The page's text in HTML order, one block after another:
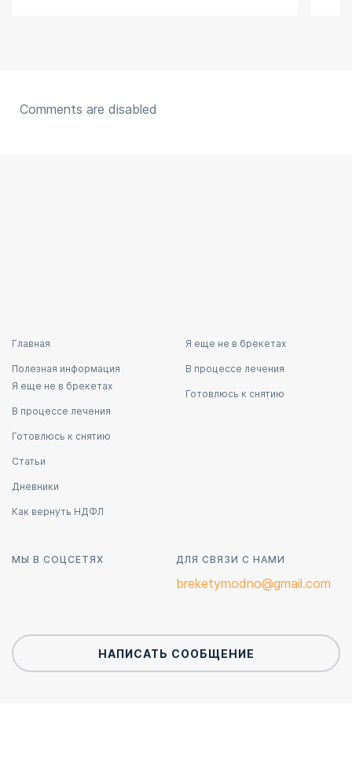
Comments are disabled
Главная
Полезная информация
Я еще не в брекетах
В процессе лечения
Готовлюсь к снятию
Статьи
Дневники
Как вернуть НДФЛ
Я еще не в брекетах
В процессе лечения
Готовлюсь к снятию
МЫ В СОЦСЕТЯХ ДЛЯ СВЯЗИ С НАМИ
breketymodno@gmail.com
НАПИСАТЬ СООБЩЕНИЕ